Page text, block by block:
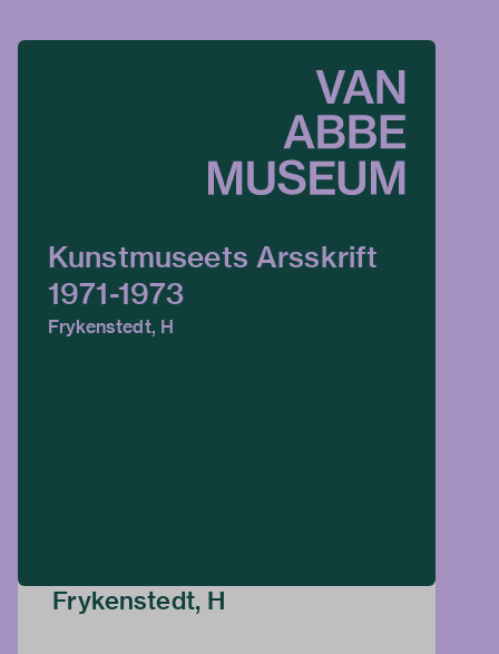
Kunstmuseets Arsskrift
1971-1973
Frykenstedt, H
Frykenstedt, H